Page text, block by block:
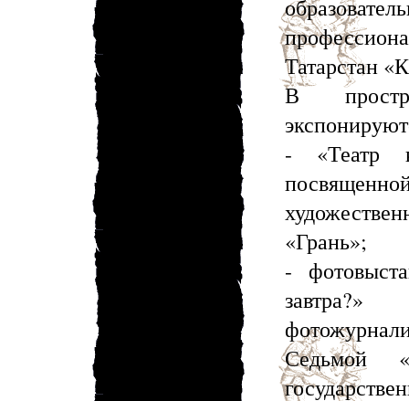
Татарстан
В
- «Театр
«Грань»;
-
Седьмой